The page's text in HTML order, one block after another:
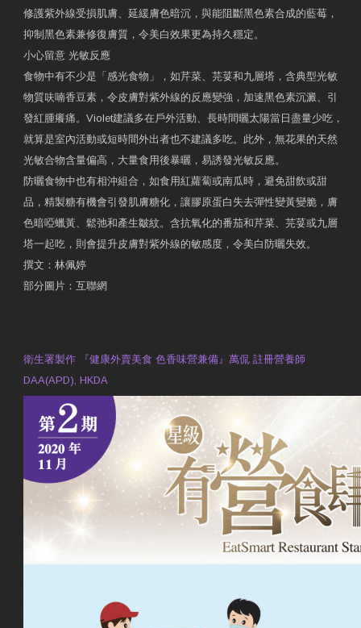
修護紫外線受損肌膚、延緩膚色暗沉，與能阻斷黑色素合成的藍莓，
抑制黑色素兼修復膚質，令美白效果更為持久穩定。
小心留意 光敏反應
食物中有不少是「感光食物」，如芹菜、芫荽和九層塔，含典型光敏
物質呋喃香豆素，令皮膚對紫外線的反應變強，加速黑色素沉澱、引
發紅腫癢痛。Violet建議多在戶外活動、長時間曬太陽當日盡量少吃，
就算是室內活動或短時間外出者也不建議多吃。此外，無花果的天然
光敏合物含量偏高，大量食用後暴曬，易誘發光敏反應。
防曬食物中也有相沖組合，如食用紅蘿蔔或南瓜時，避免甜飲或甜
品，精製糖有機會引發肌膚糖化，讓膠原蛋白失去彈性變黃變脆，膚
色暗啞蠟黃、鬆弛和產生皺紋。含抗氧化的番茄和芹菜、芫荽或九層
塔一起吃，則會提升皮膚對紫外線的敏感度，令美白防曬失效。
撰文：林佩婷
部分圖片：互聯網
衛生署製作 『健康外賣美食 色香味營兼備』萬侃 註冊營養師
DAA(APD), HKDA